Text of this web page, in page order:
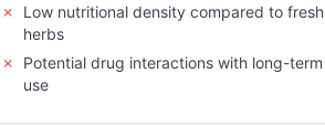
✗
Low nutritional density compared to fresh
herbs
✗
Potential drug interactions with long-term
use